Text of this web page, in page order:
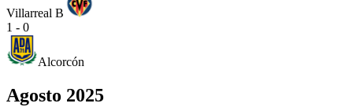
Villarreal B
1 - 0
Alcorcón
Agosto 2025